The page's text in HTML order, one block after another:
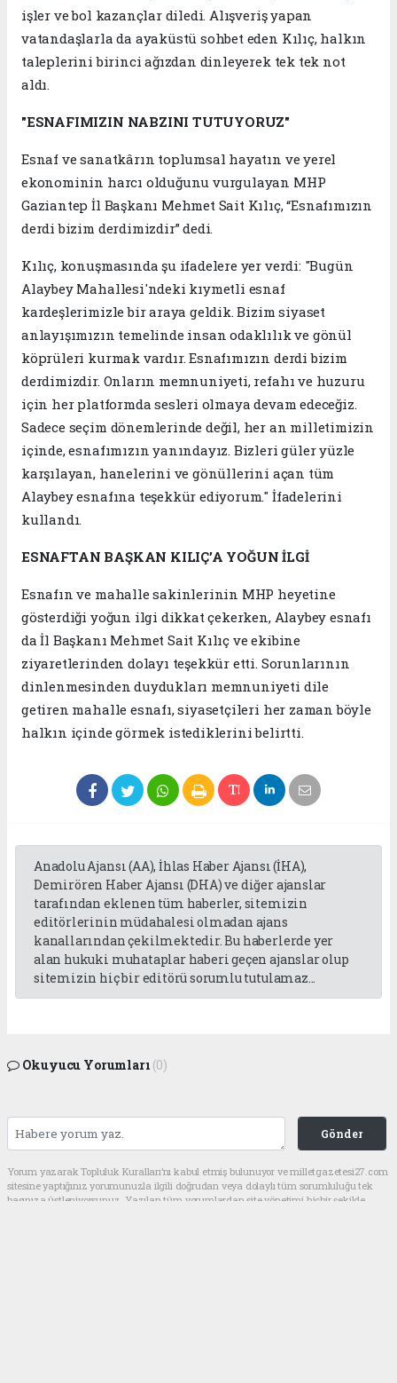
işler ve bol kazançlar diledi. Alışveriş yapan
vatandaşlarla da ayaküstü sohbet eden Kılıç, halkın
taleplerini birinci ağızdan dinleyerek tek tek not
aldı.
"ESNAFIMIZIN NABZINI TUTUYORUZ"
Esnaf ve sanatkârın toplumsal hayatın ve yerel
ekonominin harcı olduğunu vurgulayan MHP
Gaziantep İl Başkanı Mehmet Sait Kılıç, “Esnafımızın
derdi bizim derdimizdir” dedi.
Kılıç, konuşmasında şu ifadelere yer verdi: "Bugün
Alaybey Mahallesi'ndeki kıymetli esnaf
kardeşlerimizle bir araya geldik. Bizim siyaset
anlayışımızın temelinde insan odaklılık ve gönül
köprüleri kurmak vardır. Esnafımızın derdi bizim
derdimizdir. Onların memnuniyeti, refahı ve huzuru
için her platformda sesleri olmaya devam edeceğiz.
Sadece seçim dönemlerinde değil, her an milletimizin
içinde, esnafımızın yanındayız. Bizleri güler yüzle
karşılayan, hanelerini ve gönüllerini açan tüm
Alaybey esnafına teşekkür ediyorum." İfadelerini
kullandı.
ESNAFTAN BAŞKAN KILIÇ’A YOĞUN İLGİ
Esnafın ve mahalle sakinlerinin MHP heyetine
gösterdiği yoğun ilgi dikkat çekerken, Alaybey esnafı
da İl Başkanı Mehmet Sait Kılıç ve ekibine
ziyaretlerinden dolayı teşekkür etti. Sorunlarının
dinlenmesinden duydukları memnuniyeti dile
getiren mahalle esnafı, siyasetçileri her zaman böyle
halkın içinde görmek istediklerini belirtti.
Anadolu Ajansı (AA), İhlas Haber Ajansı (İHA),
Demirören Haber Ajansı (DHA) ve diğer ajanslar
tarafından eklenen tüm haberler, sitemizin
editörlerinin müdahalesi olmadan ajans
kanallarından çekilmektedir. Bu haberlerde yer
alan hukuki muhataplar haberi geçen ajanslar olup
sitemizin hiç bir editörü sorumlu tutulamaz...
Okuyucu Yorumları (0)
Gönder
Yorum yazarak Topluluk Kuralları’nı kabul etmiş bulunuyor ve milletgazetesi27.com
sitesine yaptığınız yorumunuzla ilgili doğrudan veya dolaylı tüm sorumluluğu tek
başınıza üstleniyorsunuz. Yazılan tüm yorumlardan site yönetimi hiçbir şekilde